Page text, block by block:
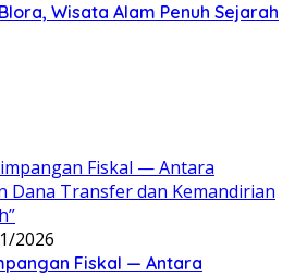
Wisata Alam Penuh Sejarah
2026
Fiskal — Antara